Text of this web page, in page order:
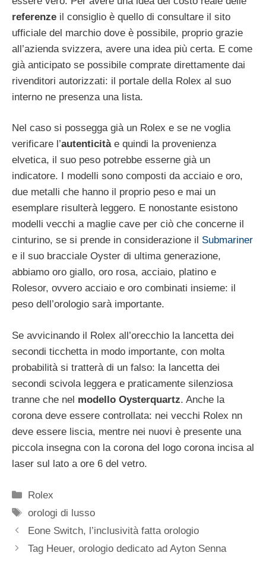
referenze il consiglio è quello di consultare il sito
ufficiale del marchio dove è possibile, proprio grazie
all’azienda svizzera, avere una idea più certa. E come
già anticipato se possibile comprate direttamente dai
rivenditori autorizzati: il portale della Rolex al suo
interno ne presenza una lista.
Nel caso si possegga già un Rolex e se ne voglia
verificare l’autenticitàe quindi la provenienza
elvetica, il suo peso potrebbe esserne già un
indicatore. I modelli sono composti da acciaio e oro,
due metalli che hanno il proprio peso e mai un
esemplare risulterà leggero. E nonostante esistono
modelli vecchi a maglie cave per ciò che concerne il
cinturino, se si prende in considerazione il Submariner
e il suo bracciale Oyster di ultima generazione,
abbiamo oro giallo, oro rosa, acciaio, platino e
Rolesor, ovvero acciaio e oro combinati insieme: il
peso dell’orologio sarà importante.
Se avvicinando il Rolex all’orecchio la lancetta dei
secondi ticchetta in modo importante, con molta
probabilità si tratterà di un falso: la lancetta dei
secondi scivola leggera e praticamente silenziosa
tranne che nel modello Oysterquartz. Anche la
corona deve essere controllata: nei vecchi Rolex nn
deve essere liscia, mentre nei nuovi è presente una
piccola insegna con la corona del logo corona incisa al
laser sul lato a ore 6 del vetro.
Categorie
Rolex
Tag
orologi di lusso
Navigazione
articolo
Eone Switch, l’inclusività fatta orologio
Tag Heuer, orologio dedicato ad Ayton Senna